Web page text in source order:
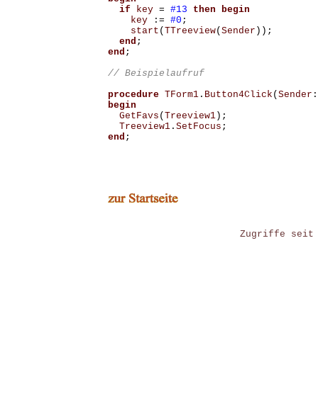
if
key = #13 then begin
key
:= #0 ;
start ( TTreeview( Sender ));
end ;
end ;
procedure TForm1. Button4Click ( Sender :
begin
GetFavs ( Treeview1);
Treeview1. SetFocus ;
end ;
Zugriffe seit